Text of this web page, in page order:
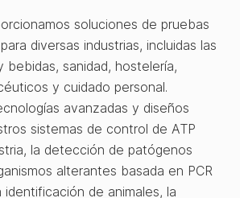
soluciones de pruebas
diversas industrias, incluidas las
bebidas, sanidad, hostelería,
y cuidado personal.
avanzadas y diseños
sistemas de control de ATP
la detección de patógenos
alterantes basada en PCR
identificación de animales, la